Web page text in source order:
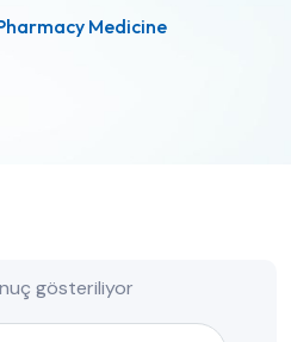
Medicine
gösteriliyor